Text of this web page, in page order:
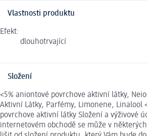
Vlastnosti produktu
Efekt:
dlouhotrvající
Složení
<5% aniontové povrchove aktivní látky,
Aktivní Látky, Parfémy, Limonene, Linalool
povrchove aktivní látky Složení a výživové
internetovém obchodě se může v